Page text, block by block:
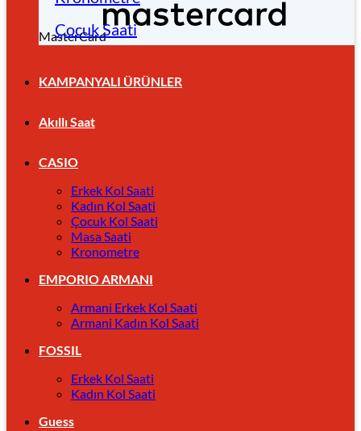
MasterCard
Çocuk Saati
KAMPANYALI ÜRÜNLER
Akıllı Saat
CASIO
Erkek Kol Saati
Kadın Kol Saati
Çocuk Kol Saati
Masa Saati
Kronometre
EMPORIO ARMANI
Armani Erkek Kol Saati
Armani Kadın Kol Saati
FOSSIL
Erkek Kol Saati
Kadın Kol Saati
Guess